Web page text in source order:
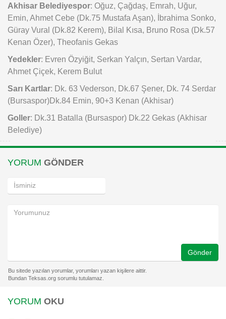
Akhisar Belediyespor: Oğuz, Çağdaş, Emrah, Uğur,
Emin, Ahmet Cebe (Dk.75 Mustafa Aşan), İbrahima Sonko,
Güray Vural (Dk.82 Kerem), Bilal Kısa, Bruno Rosa (Dk.57
Kenan Özer), Theofanis Gekas
Yedekler: Evren Özyiğit, Serkan Yalçın, Sertan Vardar,
Ahmet Çiçek, Kerem Bulut
Sarı Kartlar: Dk. 63 Vederson, Dk.67 Şener, Dk. 74 Serdar
(Bursaspor)Dk.84 Emin, 90+3 Kenan (Akhisar)
Goller: Dk.31 Batalla (Bursaspor) Dk.22 Gekas (Akhisar
Belediye)
YORUM GÖNDER
Gönder
YORUM OKU